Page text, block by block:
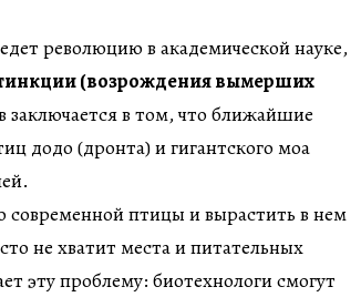
революцию в академической науке,
(возрождения вымерших
заключается в том, что ближайшие
додо (дронта) и гигантского моа
современной птицы и вырастить в нем
не хватит места и питательных
эту проблему: биотехнологи смогут